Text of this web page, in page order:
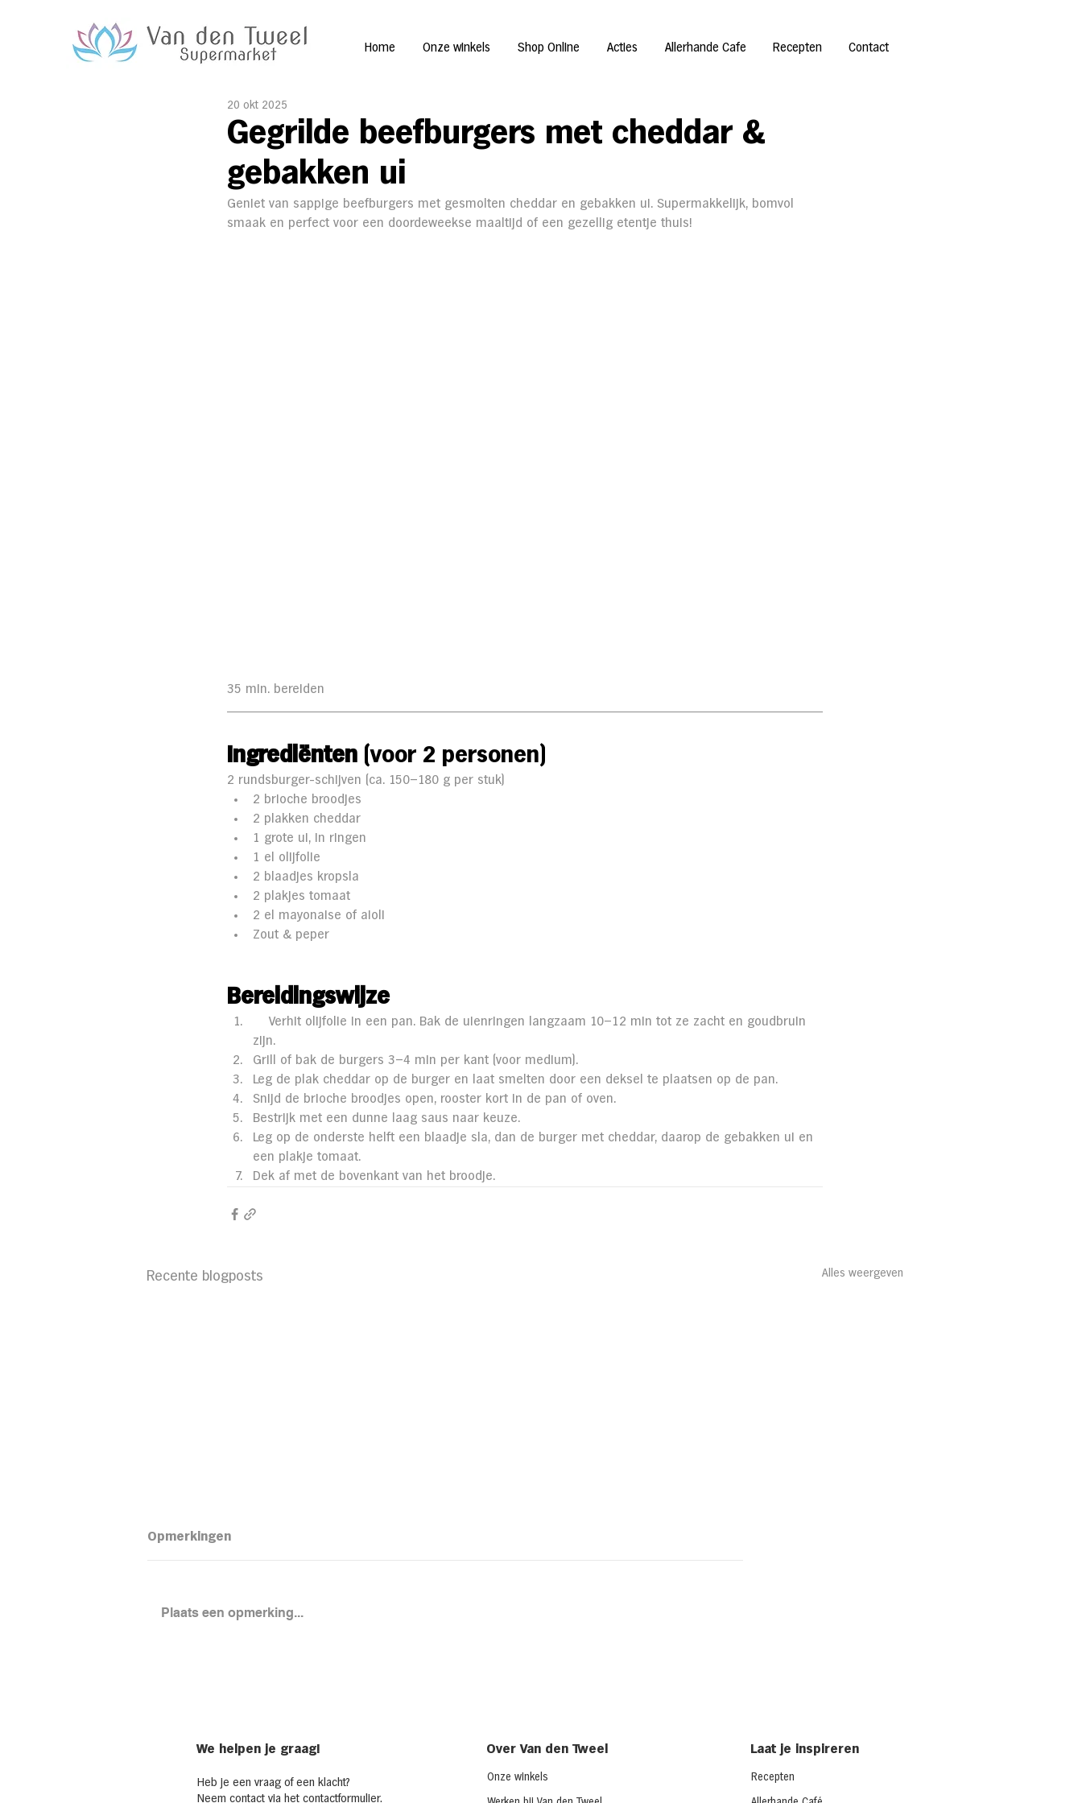
Home Onze winkels Shop Online Acties Allerhande Cafe Recepten Contact
Gegrilde beefburgers met cheddar &
gebakken ui
20 okt 2025
Geniet van sappige beefburgers met gesmolten cheddar en gebakken ui. Supermakkelijk, bomvol
smaak en perfect voor een doordeweekse maaltijd of een gezellig etentje thuis!
35 min. bereiden
Ingrediënten (voor 2 personen)
2 rundsburger-schijven (ca. 150–180 g per stuk)
2 brioche broodjes
2 plakken cheddar
1 grote ui, in ringen
1 el olijfolie
2 blaadjes kropsla
2 plakjes tomaat
2 el mayonaise of aioli
Zout & peper
Bereidingswijze
Verhit olijfolie in een pan. Bak de uienringen langzaam 10–12 min tot ze zacht en goudbruin
zijn.
Grill of bak de burgers 3–4 min per kant (voor medium).
Leg de plak cheddar op de burger en laat smelten door een deksel te plaatsen op de pan.
Snijd de brioche broodjes open, rooster kort in de pan of oven.
Bestrijk met een dunne laag saus naar keuze.
Leg op de onderste helft een blaadje sla, dan de burger met cheddar, daarop de gebakken ui en
een plakje tomaat.
Dek af met de bovenkant van het broodje.
Recente blogposts Alles weergeven
Opmerkingen
Plaats een opmerking...
We helpen je graag!
Heb je een vraag of een klacht?
Neem contact via het contactformulier.
Over Van den Tweel
Onze winkels
Laat je inspireren
Recepten